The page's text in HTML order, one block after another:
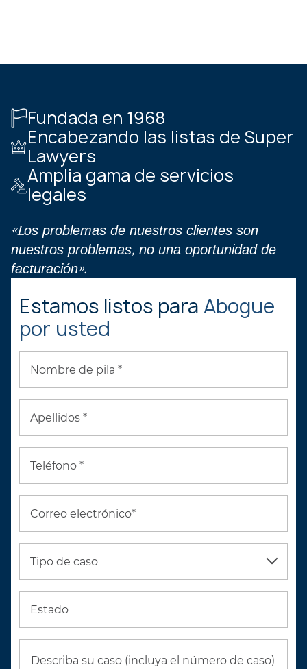
Fundada en 1968
Encabezando las listas de Super
Lawyers
Amplia gama de servicios
legales
«Los problemas de nuestros clientes son
nuestros problemas, no una oportunidad de
facturación».
Estamos listos para Abogue
por usted
Nombre de pila *
Apellidos *
Teléfono *
Correo electrónico*
Tipo de caso
Estado